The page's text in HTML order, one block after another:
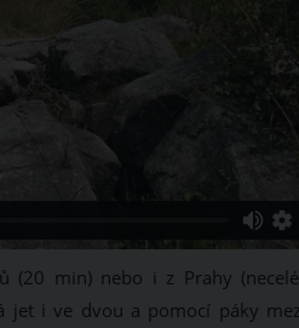
(20 min) nebo i z Prahy
jet i ve dvou a pomocí páky